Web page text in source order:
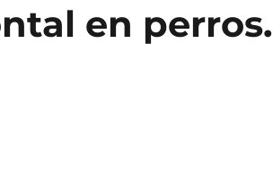
en perros.